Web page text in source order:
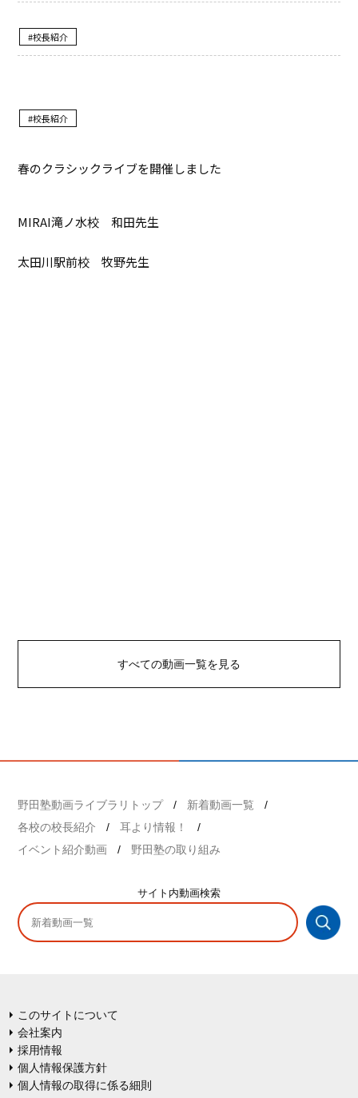
すべての動画一覧を見る
野田塾動画ライブラリトップ
新着動画一覧
各校の校長紹介
耳より情報！
イベント紹介動画
野田塾の取り組み
サイト内動画検索
このサイトについて
会社案内
採用情報
個人情報保護方針
個人情報の取得に係る細則